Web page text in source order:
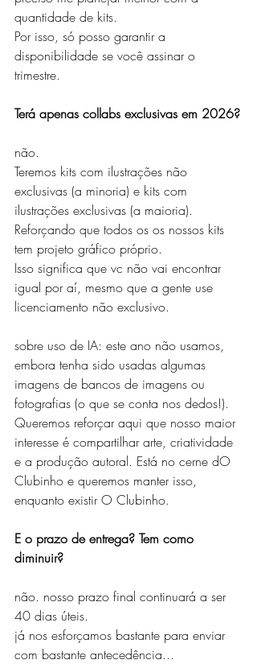
quantidade de kits.
Por isso, só posso garantir a
disponibilidade se você assinar o
trimestre.
Terá apenas collabs exclusivas em 2026?
não.
Teremos kits com ilustrações não
exclusivas (a minoria) e kits com
ilustrações exclusivas (a maioria).
Reforçando que todos os os nossos kits
tem projeto gráfico próprio.
Isso significa que vc não vai encontrar
igual por aí, mesmo que a gente use
licenciamento não exclusivo.
sobre uso de IA: este ano não usamos,
embora tenha sido usadas algumas
imagens de bancos de imagens ou
fotografias (o que se conta nos dedos!).
Queremos reforçar aqui que nosso maior
interesse é compartilhar arte, criatividade
e a produção autoral. Está no cerne dO
Clubinho e queremos manter isso,
enquanto existir O Clubinho.
E o prazo de entrega? Tem como
diminuir?
não. nosso prazo final continuará a ser
40 dias úteis.
já nos esforçamos bastante para enviar
com bastante antecedência...